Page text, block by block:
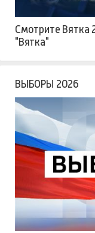
Смотрите Вятка
"Вятка"
ВЫБОРЫ 2026